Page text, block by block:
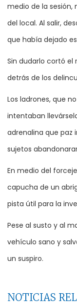
medio de la sesión,
del local. Al salir,
que había dejado
Sin dudarlo cortó el
detrás de los
Los ladrones, que
intentaban
adrenalina que paz
sujetos
En medio del
capucha de un
pista útil para la
Pese al susto y al
vehículo sano y
un suspiro.
NOTICIAS